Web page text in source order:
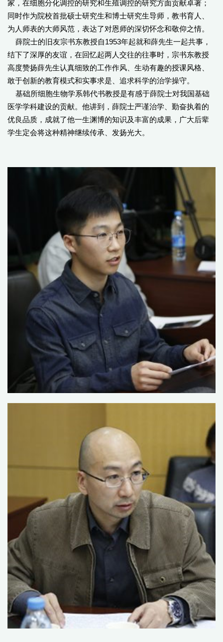
家，在细胞分化调控的研究和生殖调控的研究方面贡献卓著；
同时作为院校首批硕士研究生和博士研究生导师，教书育人、
为人师表的大师风范，表达了对恩师的深切怀念和敬仰之情。
薛院士的旧友宗书东教授自1953年起就和薛先生一起共事，
结下了深厚的友谊，在回忆起两人交往的往事时，宗书东教授
高度赞扬薛先生认真细致的工作作风、生动有趣的授课风格、
敢于创新的教育模式和实事求是、追求科学的治学操守。
基础所细胞生物学系韩代书教授是有感于薛院士对我国基础
医学学科建设的贡献。他讲到，薛院士严谨治学、勤奋执着的
优良品质，成就了他一生渊博的知识及丰富的成果，广大后辈
学生定会将这种精神继续传承、发扬光大。